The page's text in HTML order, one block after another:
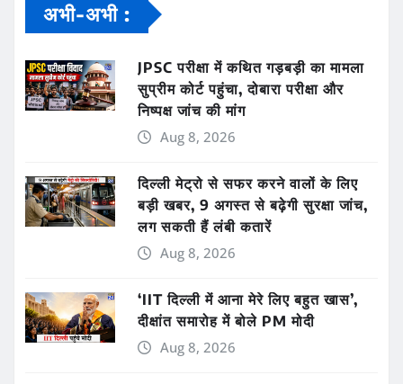
अभी-अभी :
JPSC परीक्षा में कथित गड़बड़ी का मामला
सुप्रीम कोर्ट पहुंचा, दोबारा परीक्षा और
निष्पक्ष जांच की मांग
Aug 8, 2026
दिल्ली मेट्रो से सफर करने वालों के लिए
बड़ी खबर, 9 अगस्त से बढ़ेगी सुरक्षा जांच,
लग सकती हैं लंबी कतारें
Aug 8, 2026
‘IIT दिल्ली में आना मेरे लिए बहुत खास’,
दीक्षांत समारोह में बोले PM मोदी
Aug 8, 2026